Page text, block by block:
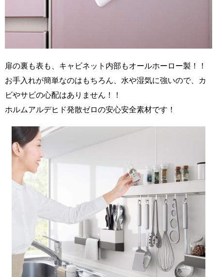
扉の裏も表も、キャビネット内部もオールホーロー製！！
お手入れが簡単なのはもちろん、水や湿気に強いので、カ
ビやサビの心配はありません！！
ホルムアルデヒド発散ゼロの安心安全素材です！